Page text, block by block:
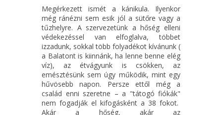
Megérkezett ismét a kánikula. Ilyenkor
még ránézni sem esik jól a sütőre vagy a
tűzhelyre. A szervezetünk a hőség elleni
védekezéssel van elfoglalva, többet
izzadunk, sokkal több folyadékot kívánunk (
a Balatont is kiinnánk, ha lenne benne elég
víz), az étvágyunk is csökken, az
emésztésünk sem úgy működik, mint egy
hűvösebb napon. Persze ettől még a
család enni szeretne – a "tátogó fiókák"
nem fogadják el kifogásként a 38 fokot.
Akár a hőség, akár az